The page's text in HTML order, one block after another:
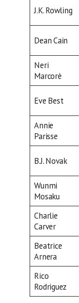
J.K. Rowling
Dean Cain
Neri
Marcorè
Eve Best
Annie
Parisse
B.J. Novak
Wunmi
Mosaku
Charlie
Carver
Beatrice
Arnera
Rico
Rodriguez